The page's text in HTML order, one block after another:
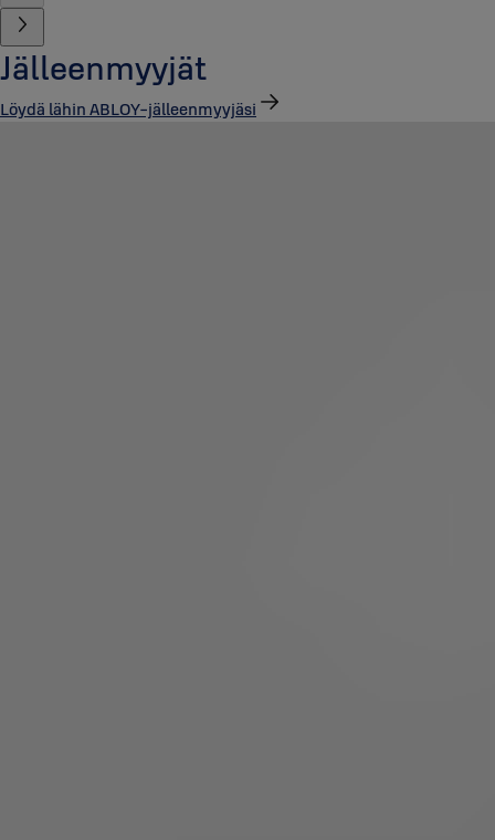
Jälleenmyyjät
Löydä lähin ABLOY-jälleenmyyjäsi